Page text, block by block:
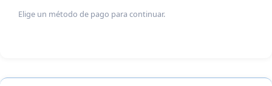
Elige un método de pago para continuar.